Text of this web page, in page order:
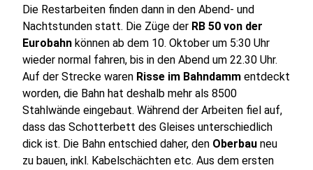
Die Restarbeiten finden dann in den Abend- und
Nachtstunden statt. Die Züge der RB 50 von der
Eurobahn können ab dem 10. Oktober um 5:30 Uhr
wieder normal fahren, bis in den Abend um 22.30 Uhr.
Auf der Strecke waren Risse im Bahndamm entdeckt
worden, die Bahn hat deshalb mehr als 8500
Stahlwände eingebaut. Während der Arbeiten fiel auf,
dass das Schotterbett des Gleises unterschiedlich
dick ist. Die Bahn entschied daher, den Oberbau neu
zu bauen, inkl. Kabelschächten etc. Aus dem ersten